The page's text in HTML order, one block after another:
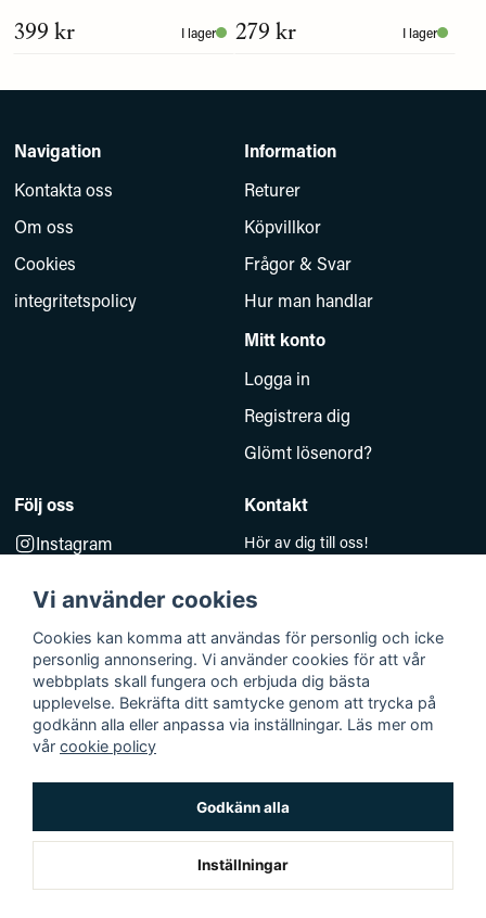
399 kr I lager 279 kr I lager
Navigation
Kontakta oss
Om oss
Cookies
integritetspolicy
Information
Returer
Köpvillkor
Frågor & Svar
Hur man handlar
Mitt konto
Logga in
Registrera dig
Glömt lösenord?
Följ oss
Instagram
Kontakt
Hör av dig till oss!
kundsupport@baddkompaniet.se
Telefon:044-813 00
Org.nr 5594278177
Björkhagavägen 11
28832 Vinslöv
Bäddkompaniet © 2026 Alla rättigheter reserverade
Org.nr 559261-4985
Vi använder cookies
Cookies kan komma att användas för personlig och icke
personlig annonsering. Vi använder cookies för att vår
webbplats skall fungera och erbjuda dig bästa
upplevelse. Bekräfta ditt samtycke genom att trycka på
godkänn alla eller anpassa via inställningar. Läs mer om
vår cookie policy
Godkänn alla
Inställningar